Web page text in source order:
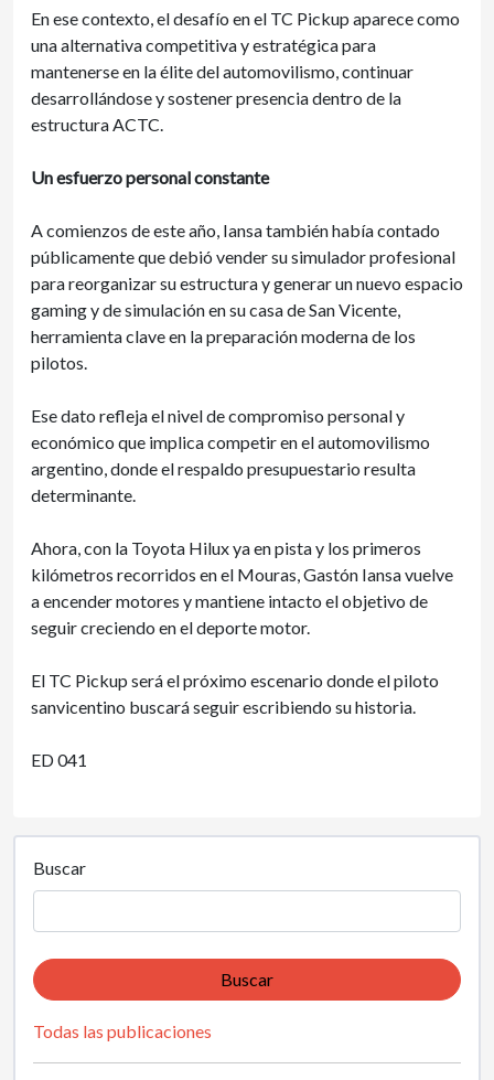
En ese contexto, el desafío en el TC Pickup aparece como
una alternativa competitiva y estratégica para
mantenerse en la élite del automovilismo, continuar
desarrollándose y sostener presencia dentro de la
estructura ACTC.
Un esfuerzo personal constante
A comienzos de este año, Iansa también había contado
públicamente que debió vender su simulador profesional
para reorganizar su estructura y generar un nuevo espacio
gaming y de simulación en su casa de San Vicente,
herramienta clave en la preparación moderna de los
pilotos.
Ese dato refleja el nivel de compromiso personal y
económico que implica competir en el automovilismo
argentino, donde el respaldo presupuestario resulta
determinante.
Ahora, con la Toyota Hilux ya en pista y los primeros
kilómetros recorridos en el Mouras, Gastón Iansa vuelve
a encender motores y mantiene intacto el objetivo de
seguir creciendo en el deporte motor.
El TC Pickup será el próximo escenario donde el piloto
sanvicentino buscará seguir escribiendo su historia.
ED 041
Buscar
Buscar
Todas las publicaciones